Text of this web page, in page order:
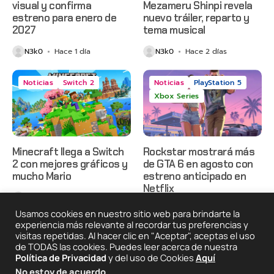
visual y confirma
estreno para enero de
2027
N3k0 Hace 1 día
Mezameru Shinpi revela
nuevo tráiler, reparto y
tema musical
N3k0 Hace 2 días
Noticias Switch 2
Minecraft llega a Switch
2 con mejores gráficos y
mucho Mario
Noticias
PlayStation 5
Xbox Series
Rockstar mostrará más
de GTA 6 en agosto con
estreno anticipado en
Netflix
N3k0 Hace 2 días
2025 © Degeneraciónx.com | Anime, Games & Nothing
Usamos cookies en nuestro sitio web para brindarte la
experiencia más relevante al recordar tus preferencias y
visitas repetidas. Al hacer clic en "Aceptar", aceptas el uso
de TODAS las cookies. Puedes leer acerca de nuestra
Política de Privacidad y del uso de Cookies Aquí
No estoy de acuerdo